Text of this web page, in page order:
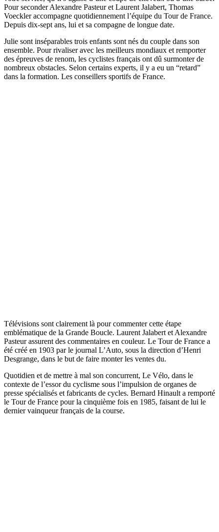
Pour seconder Alexandre Pasteur et Laurent Jalabert, Thomas
Voeckler accompagne quotidiennement l’équipe du Tour de France.
Depuis dix-sept ans, lui et sa compagne de longue date.
Julie sont inséparables trois enfants sont nés du couple dans son
ensemble. Pour rivaliser avec les meilleurs mondiaux et remporter
des épreuves de renom, les cyclistes français ont dû surmonter de
nombreux obstacles. Selon certains experts, il y a eu un “retard”
dans la formation. Les conseillers sportifs de France.
Télévisions sont clairement là pour commenter cette étape
emblématique de la Grande Boucle. Laurent Jalabert et Alexandre
Pasteur assurent des commentaires en couleur. Le Tour de France a
été créé en 1903 par le journal L’Auto, sous la direction d’Henri
Desgrange, dans le but de faire monter les ventes du.
Quotidien et de mettre à mal son concurrent, Le Vélo, dans le
contexte de l’essor du cyclisme sous l’impulsion de organes de
presse spécialisés et fabricants de cycles. Bernard Hinault a remporté
le Tour de France pour la cinquième fois en 1985, faisant de lui le
dernier vainqueur français de la course.